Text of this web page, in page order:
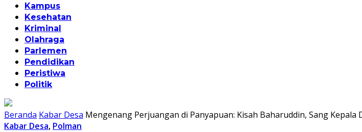
Kampus
Kesehatan
Kriminal
Olahraga
Parlemen
Pendidikan
Peristiwa
Politik
Beranda Kabar Desa Mengenang Perjuangan di Panyapuan: Kisah Baharuddin, Sang Kepala
Kabar Desa, Polman